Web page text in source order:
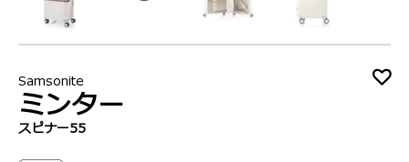
Samsonite
ミンター
スピナー55